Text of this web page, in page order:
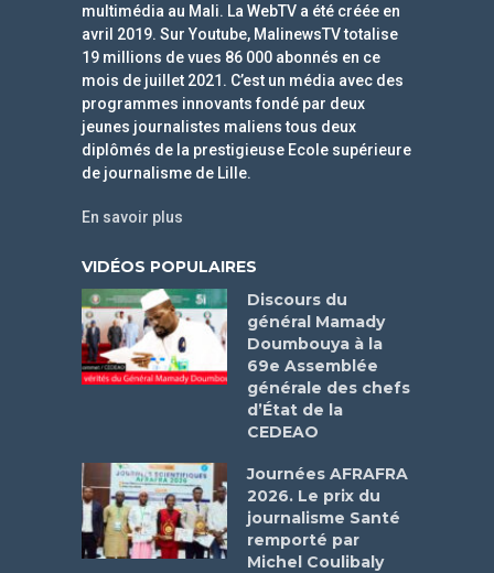
multimédia au Mali. La WebTV a été créée en
avril 2019. Sur Youtube, MalinewsTV totalise
19 millions de vues 86 000 abonnés en ce
mois de juillet 2021. C’est un média avec des
programmes innovants fondé par deux
jeunes journalistes maliens tous deux
diplômés de la prestigieuse Ecole supérieure
de journalisme de Lille.
En savoir plus
VIDÉOS POPULAIRES
Discours du
général Mamady
Doumbouya à la
69e Assemblée
générale des chefs
d’État de la
CEDEAO
Journées AFRAFRA
2026. Le prix du
journalisme Santé
remporté par
Michel Coulibaly